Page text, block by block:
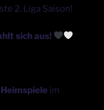
2. Liga Saison!
sich aus!
im